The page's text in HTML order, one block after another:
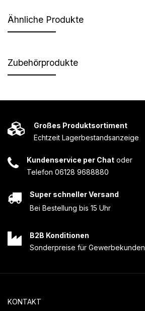
Ähnliche Produkte
Zubehörprodukte
Großes Produktsortiment
Echtzeit Lagerbestandsanzeige
Kundenservice per Chat oder
Telefon 06128 9688880
Super schneller Versand
Bei Bestellung bis 15 Uhr
B2B Konditionen
Sonderpreise für Gewerbekunden
KONTAKT